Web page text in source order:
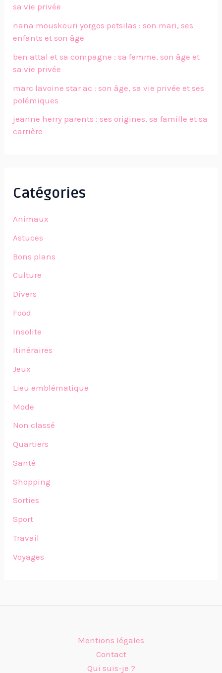
sa vie privée
nana mouskouri yorgos petsilas : son mari, ses
enfants et son âge
ben attal et sa compagne : sa femme, son âge et
sa vie privée
marc lavoine star ac : son âge, sa vie privée et ses
polémiques
jeanne herry parents : ses origines, sa famille et sa
carrière
Catégories
Animaux
Astuces
Bons plans
Culture
Divers
Food
Insolite
Itinéraires
Jeux
Lieu emblématique
Mode
Non classé
Quartiers
Santé
Shopping
Sorties
Sport
Travail
Voyages
Mentions légales
Contact
Qui suis-je ?